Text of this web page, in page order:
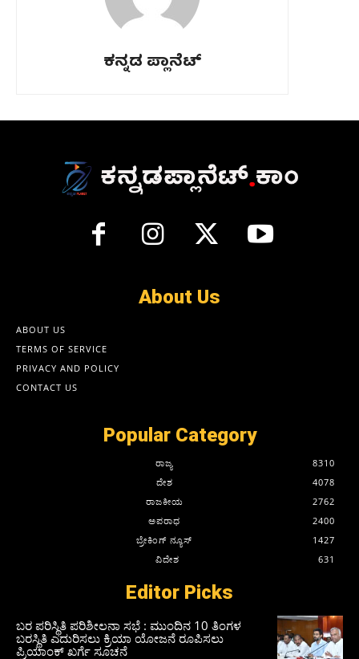
ಕನ್ನಡ ಪ್ಲಾನೆಟ್
About Us
ABOUT US
TERMS OF SERVICE
PRIVACY AND POLICY
CONTACT US
Popular Category
ರಾಜ್ಯ
8310
ದೇಶ
4078
ರಾಜಕೀಯ
2762
ಅಪರಾಧ
2400
ಬ್ರೇಕಿಂಗ್ ನ್ಯೂಸ್
1427
ವಿದೇಶ
631
Editor Picks
ಬರ ಪರಿಸ್ಥಿತಿ ಪರಿಶೀಲನಾ ಸಭೆ : ಮುಂದಿನ 10 ತಿಂಗಳ
ಬರಸ್ಥಿತಿ ಎದುರಿಸಲು ಕ್ರಿಯಾ ಯೋಜನೆ ರೂಪಿಸಲು
ಪ್ರಿಯಾಂಕ್ ಖರ್ಗೆ ಸೂಚನೆ